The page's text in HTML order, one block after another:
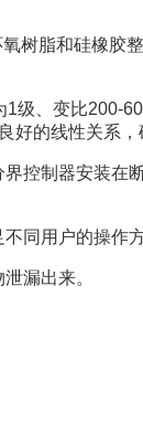
树脂和硅橡胶整
1级、变比200-
好的线性关系，
控制器安装在
同用户的操作方
漏出来。